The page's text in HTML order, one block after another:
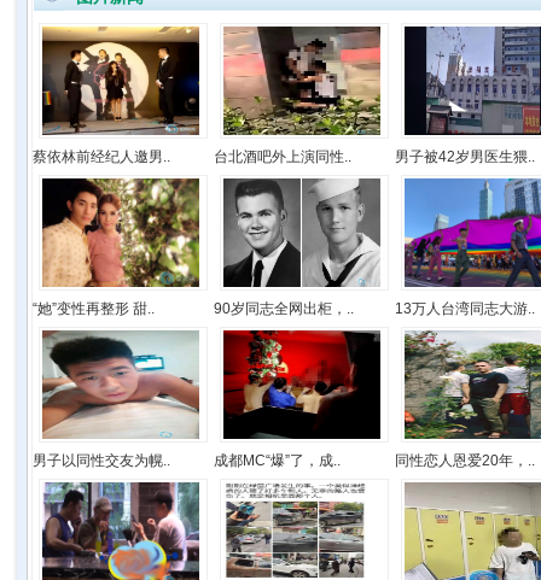
蔡依林前经纪人邀男.. 台北酒吧外上演同性.. 男子被42岁男医生猥..
“她”变性再整形 甜.. 90岁同志全网出柜，.. 13万人台湾同志大游..
男子以同性交友为幌.. 成都MC“爆”了，成.. 同性恋人恩爱20年，..